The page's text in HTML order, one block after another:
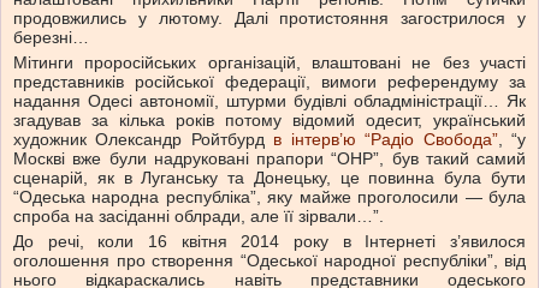
продовжились у лютому. Далі протистояння загострилося у
березні…
Мітинги проросійських організацій, влаштовані не без участі
представників російської федерації, вимоги референдуму за
надання Одесі автономії, штурми будівлі обладміністрації… Як
згадував за кілька років потому відомий одесит, український
художник Олександр Ройтбурд в інтерв’ю “Радіо Свобода”, “у
Москві вже були надруковані прапори “ОНР”, був такий самий
сценарій, як в Луганську та Донецьку, це повинна була бути
“Одеська народна республіка”, яку майже проголосили — була
спроба на засіданні облради, але її зірвали…”.
До речі, коли 16 квітня 2014 року в Інтернеті з’явилося
оголошення про створення “Одеської народної республіки”, від
нього відкараскались навіть представники одеського